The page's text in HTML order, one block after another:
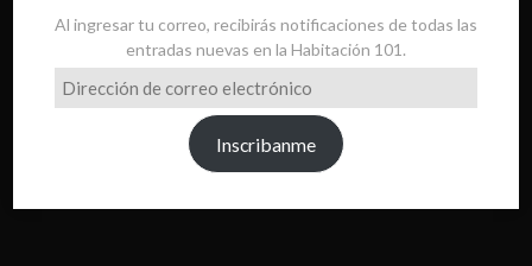
Al ingresar tu correo, recibirás notificaciones de todas las
entradas nuevas en la Habitación 101.
Dirección
de
Inscribanme